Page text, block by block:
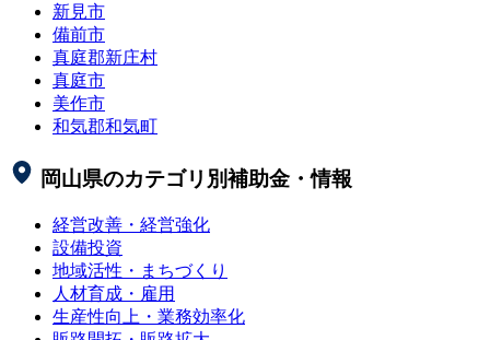
新見市
備前市
真庭郡新庄村
真庭市
美作市
和気郡和気町
岡山県のカテゴリ別補助金・情報
経営改善・経営強化
設備投資
地域活性・まちづくり
人材育成・雇用
生産性向上・業務効率化